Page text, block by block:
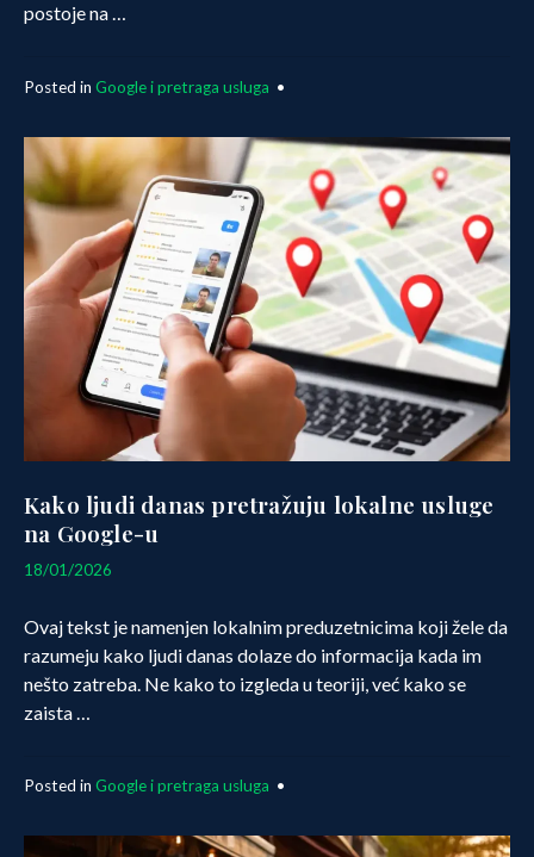
postoje na …
Posted in Google i pretraga usluga •
Kako ljudi danas pretražuju lokalne usluge
na Google-u
18/01/2026
Ovaj tekst je namenjen lokalnim preduzetnicima koji žele da
razumeju kako ljudi danas dolaze do informacija kada im
nešto zatreba. Ne kako to izgleda u teoriji, već kako se
zaista …
Posted in Google i pretraga usluga •